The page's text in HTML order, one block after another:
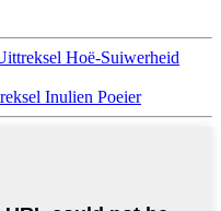
Hoë-Suiwerheid
Inulien Poeier